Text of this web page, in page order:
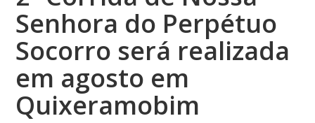
Senhora do Perpétuo
Socorro será realizada
em agosto em
Quixeramobim